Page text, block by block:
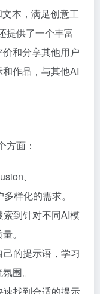
本，满足创意工
提供了一个丰富
和分享其他用户
作品，与其他AI
方面：
、
样化的需求。
到针对不同AI模
。
的提示语，学习
围。